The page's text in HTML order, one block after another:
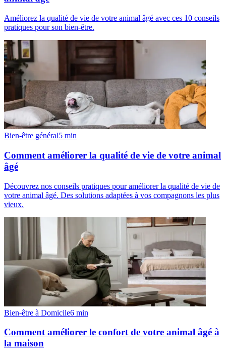
Améliorez la qualité de vie de votre animal âgé avec ces 10 conseils
pratiques pour son bien-être.
Bien-être général5 min
Comment améliorer la qualité de vie de votre animal
âgé
Découvrez nos conseils pratiques pour améliorer la qualité de vie de
votre animal âgé. Des solutions adaptées à vos compagnons les plus
vieux.
Bien-être à Domicile6 min
Comment améliorer le confort de votre animal âgé à
la maison